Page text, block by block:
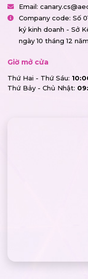
Email:
Company code: Số
ký kinh doanh - Sở
ngày 10 tháng 12
Giờ mở cửa
Thứ Hai - Thứ Sáu:
Thứ Bảy - Chủ Nhật: